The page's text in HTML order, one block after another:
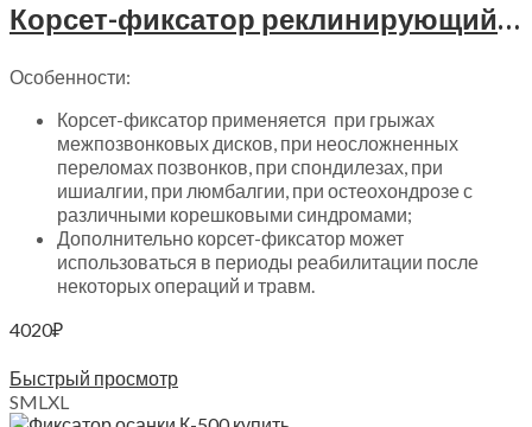
Корсет-фиксатор реклинирующий Fosta, F4607
Особенности:
Корсет-фиксатор применяется при грыжах
межпозвонковых дисков, при неосложненных
переломах позвонков, при спондилезах, при
ишиалгии, при люмбалгии, при остеохондрозе с
различными корешковыми синдромами;
Дополнительно корсет-фиксатор может
использоваться в периоды реабилитации после
некоторых операций и травм.
4020₽
Быстрый просмотр
SMLXL